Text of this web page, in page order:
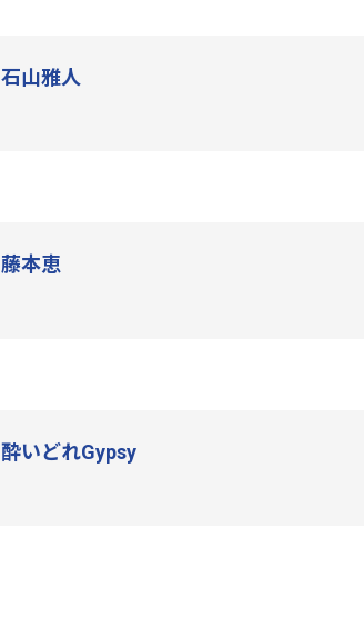
石山雅人
藤本恵
酔いどれGypsy